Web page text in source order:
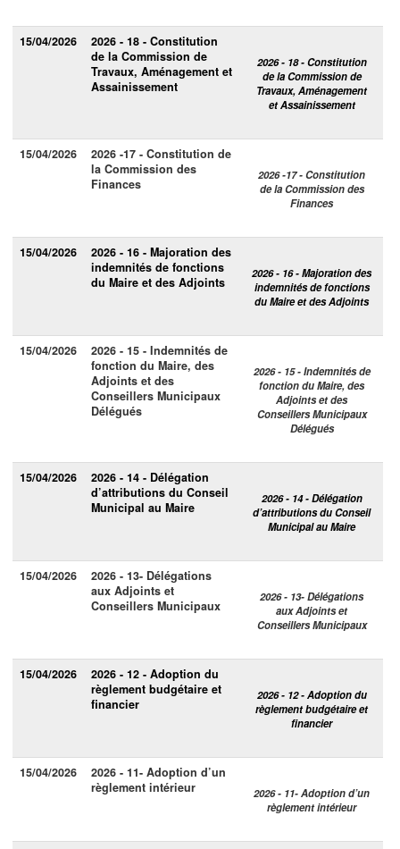
15/04/2026
2026 - 18 - Constitution
de la Commission de
Travaux, Aménagement et
Assainissement
2026 - 18 - Constitution
de la Commission de
Travaux, Aménagement
et Assainissement
15/04/2026
2026 -17 - Constitution de
la Commission des
Finances
2026 -17 - Constitution
de la Commission des
Finances
15/04/2026
2026 - 16 - Majoration des
indemnités de fonctions
du Maire et des Adjoints
2026 - 16 - Majoration des
indemnités de fonctions
du Maire et des Adjoints
15/04/2026
2026 - 15 - Indemnités de
fonction du Maire, des
Adjoints et des
Conseillers Municipaux
Délégués
2026 - 15 - Indemnités de
fonction du Maire, des
Adjoints et des
Conseillers Municipaux
Délégués
15/04/2026
2026 - 14 - Délégation
d’attributions du Conseil
Municipal au Maire
2026 - 14 - Délégation
d’attributions du Conseil
Municipal au Maire
15/04/2026
2026 - 13- Délégations
aux Adjoints et
Conseillers Municipaux
2026 - 13- Délégations
aux Adjoints et
Conseillers Municipaux
15/04/2026
2026 - 12 - Adoption du
règlement budgétaire et
financier
2026 - 12 - Adoption du
règlement budgétaire et
financier
15/04/2026
2026 - 11- Adoption d’un
règlement intérieur
2026 - 11- Adoption d’un
règlement intérieur